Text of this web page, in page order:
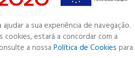
a sua experiência de navegação.
cookies, estará a concordar com a
a nossa Política de Cookies para